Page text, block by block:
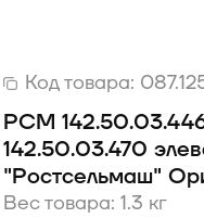
Код товара:
РСМ
142.50.03.470
"Ростсельмаш"
Вес товара: 1.3 кг